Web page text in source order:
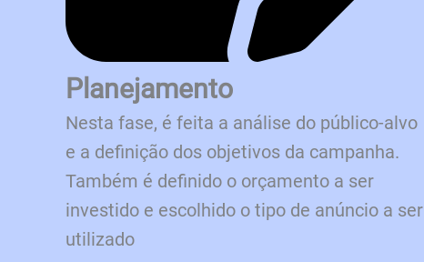
Planejamento
Nesta fase, é feita a análise do público-alvo
e a definição dos objetivos da campanha.
Também é definido o orçamento a ser
investido e escolhido o tipo de anúncio a ser
utilizado